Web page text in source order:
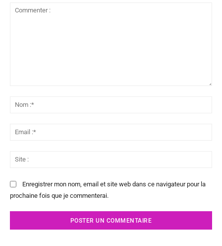
Enregistrer mon nom, email et site web dans ce navigateur pour la
prochaine fois que je commenterai.